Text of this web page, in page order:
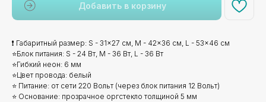
Добавить в корзину
❗ Габаритный размер: S - 31x27 см, M - 42x36 см, L - 53x46 см
⭐Блок питания: S - 24 Вт, M - 36 Вт, L - 36 Вт
⭐Гибкий неон: 6 мм
⭐Цвет провода: белый
⭐ Питание: от сети 220 Вольт (через блок питания 12 Вольт)
⭐ Основание: прозрачное оргстекло толщиной 5 мм